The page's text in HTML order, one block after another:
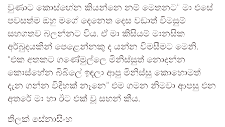
වුණාට කොස්හේන කියන්නෙ නම් මෙතනට” මා එසේ
පවසත්ම ඔහු මගේ දෙනෙත දෙස වඩාත් විමසුම්
සහගතව බලන්නට විය. ඒ මා කිසියම් මානසික
අර්බුදයකින් පෙළෙන්නකු ද යන්න විමසීමට මෙනි.
“එක අතකට ගණේමුල්ලෙ මිනිස්සුත් නොදන්න
කොස්හේන බිබිලේ ඉඳලා ආපු මිනිස්සු කොහොමත්
දැන ගන්න විදිහක් නෑනෙ” එම ගමන නිමවා ආපසු එන
අතරේ මා හා ඊට එක් වූ සහන් කීය.
තිලක් සේනාසිංහ